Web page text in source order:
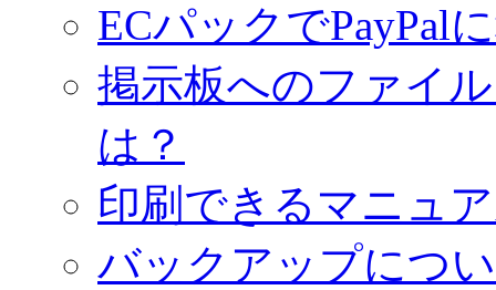
ECパックでPayPal
掲示板へのファイ
は？
印刷できるマニュ
バックアップにつ